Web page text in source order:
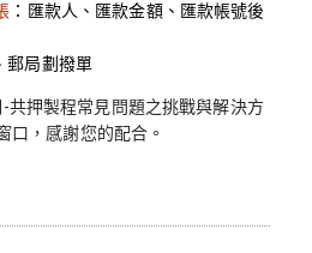
：匯款人、匯款金額、匯款帳號後
郵局劃撥單
共押製程常見問題之挑戰與解決方
口，感謝您的配合。